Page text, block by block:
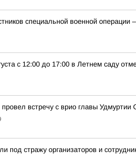
специальной военной операции
с 12:00 до 17:00 в Летнем саду
встречу с врио главы Удмуртии
под стражу организаторов и